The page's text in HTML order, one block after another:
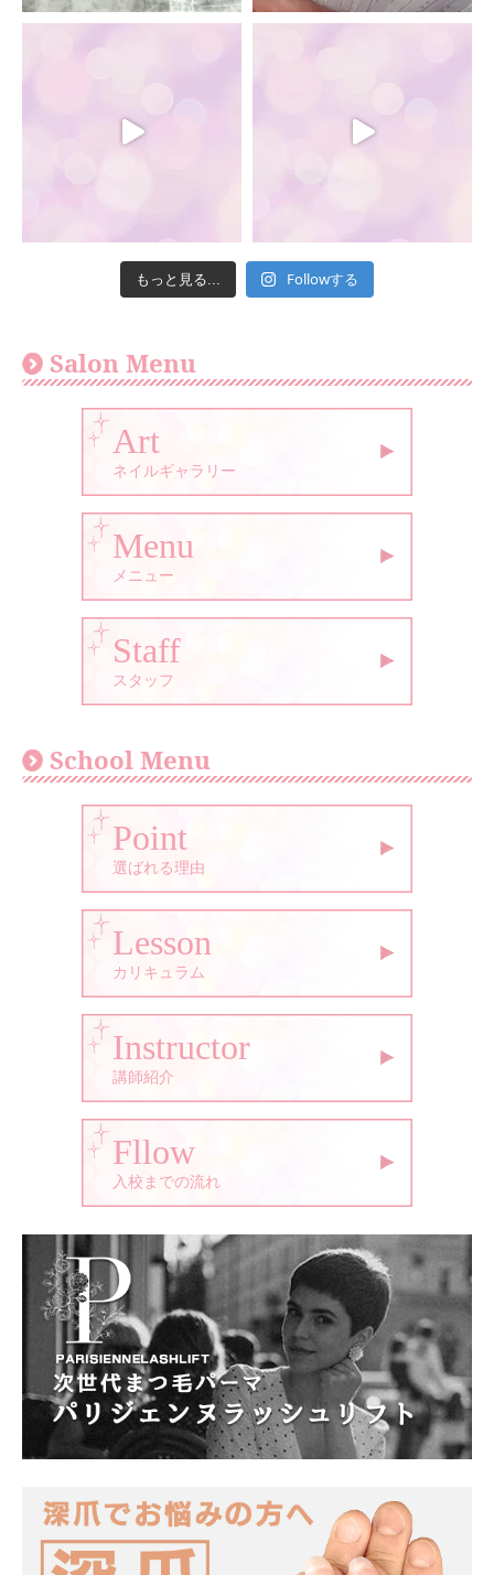
もっと見る... Followする
Salon Menu
Art
ネイルギャラリー
Menu
メニュー
Staff
スタッフ
School Menu
Point
選ばれる理由
Lesson
カリキュラム
Instructor
講師紹介
Fllow
入校までの流れ